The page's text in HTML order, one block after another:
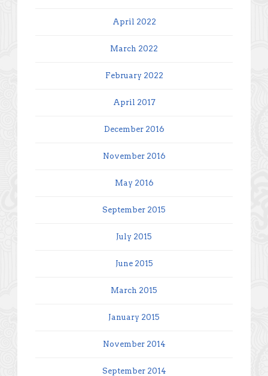
April 2022
March 2022
February 2022
April 2017
December 2016
November 2016
May 2016
September 2015
July 2015
June 2015
March 2015
January 2015
November 2014
September 2014